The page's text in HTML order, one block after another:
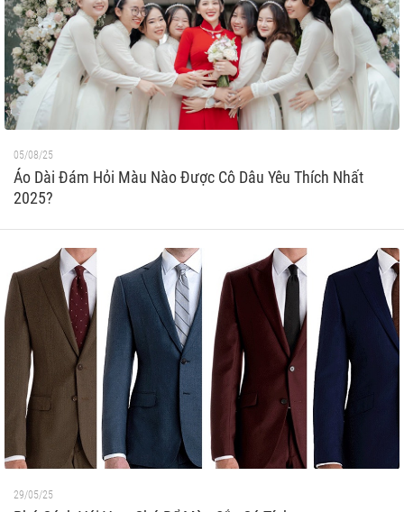
05/08/25
Áo Dài Đám Hỏi Màu Nào Được Cô Dâu Yêu Thích Nhất
2025?
29/05/25